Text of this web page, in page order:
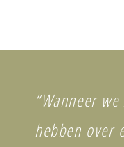
“Wanneer
hebben over